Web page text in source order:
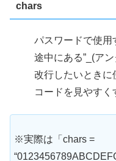
chars
パスワードで使用
途中にある”_(ア
改行したいときに
コードを見やすく
※実際は「chars =